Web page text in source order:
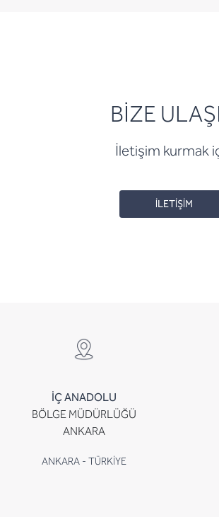
BİZE
İletişim kurmak
İLETİŞİM
İÇ ANADOLU
BÖLGE MÜDÜRLÜĞÜ
ANKARA
ANKARA - TÜRKİYE